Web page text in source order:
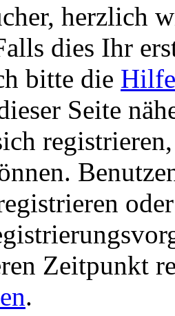
herzlich
dies Ihr
bitte die Hilfe
Seite
Zeitpunkt
.